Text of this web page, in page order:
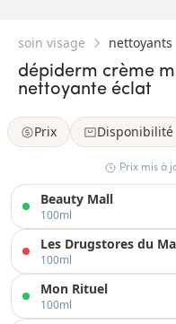
soin visage nettoyants
dépiderm crème
nettoyante éclat
Prix Disponibilité
Prix mis à
Beauty Mall
100ml
Les Drugstores du
100ml
Mon Rituel
100ml